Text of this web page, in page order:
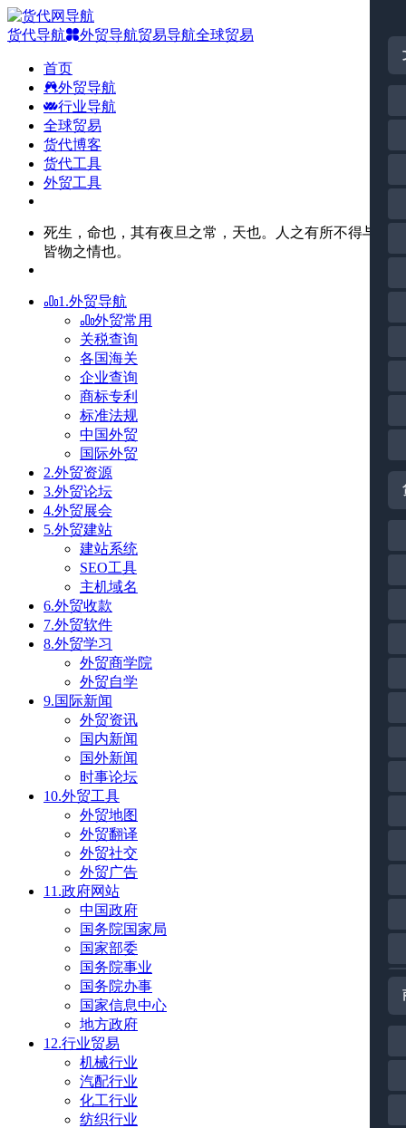
货代导航 外贸导航贸易导航全球贸易
首页
外贸导航
行业导航
全球贸易
货代博客
货代工具
外贸工具
死生，命也，其有夜旦之常，天也。人之有所不得与，
皆物之情也。
1.外贸导航
外贸常用
关税查询
各国海关
企业查询
商标专利
标准法规
中国外贸
国际外贸
2.外贸资源
3.外贸论坛
4.外贸展会
5.外贸建站
建站系统
SEO工具
主机域名
6.外贸收款
7.外贸软件
8.外贸学习
外贸商学院
外贸自学
9.国际新闻
外贸资讯
国内新闻
国外新闻
时事论坛
10.外贸工具
外贸地图
外贸翻译
外贸社交
外贸广告
11.政府网站
中国政府
国务院国家局
国家部委
国务院事业
国务院办事
国家信息中心
地方政府
12.行业贸易
机械行业
汽配行业
化工行业
纺织行业